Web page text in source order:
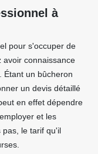
à
pour s'occuper de
avoir connaissance
Étant un bûcheron
un devis détaillé
en effet dépendre
et les
pas, le tarif qu'il